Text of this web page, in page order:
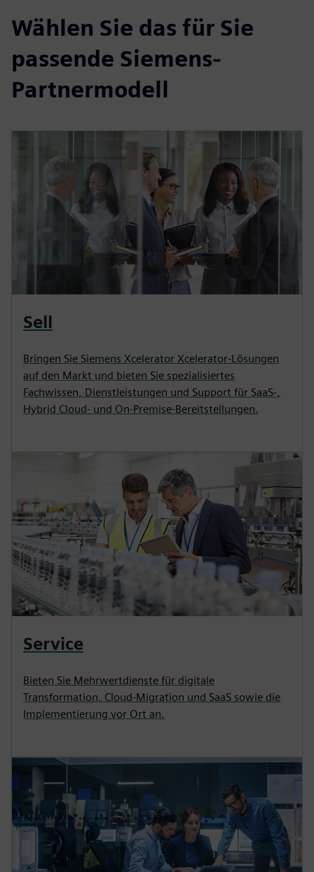
Wählen Sie das für Sie
passende Siemens-
Partnermodell
Sell
Bringen Sie Siemens Xcelerator Xcelerator-Lösungen
auf den Markt und bieten Sie spezialisiertes
Fachwissen, Dienstleistungen und Support für SaaS-,
Hybrid Cloud- und On-Premise-Bereitstellungen.
Service
Bieten Sie Mehrwertdienste für digitale
Transformation, Cloud-Migration und SaaS sowie die
Implementierung vor Ort an.